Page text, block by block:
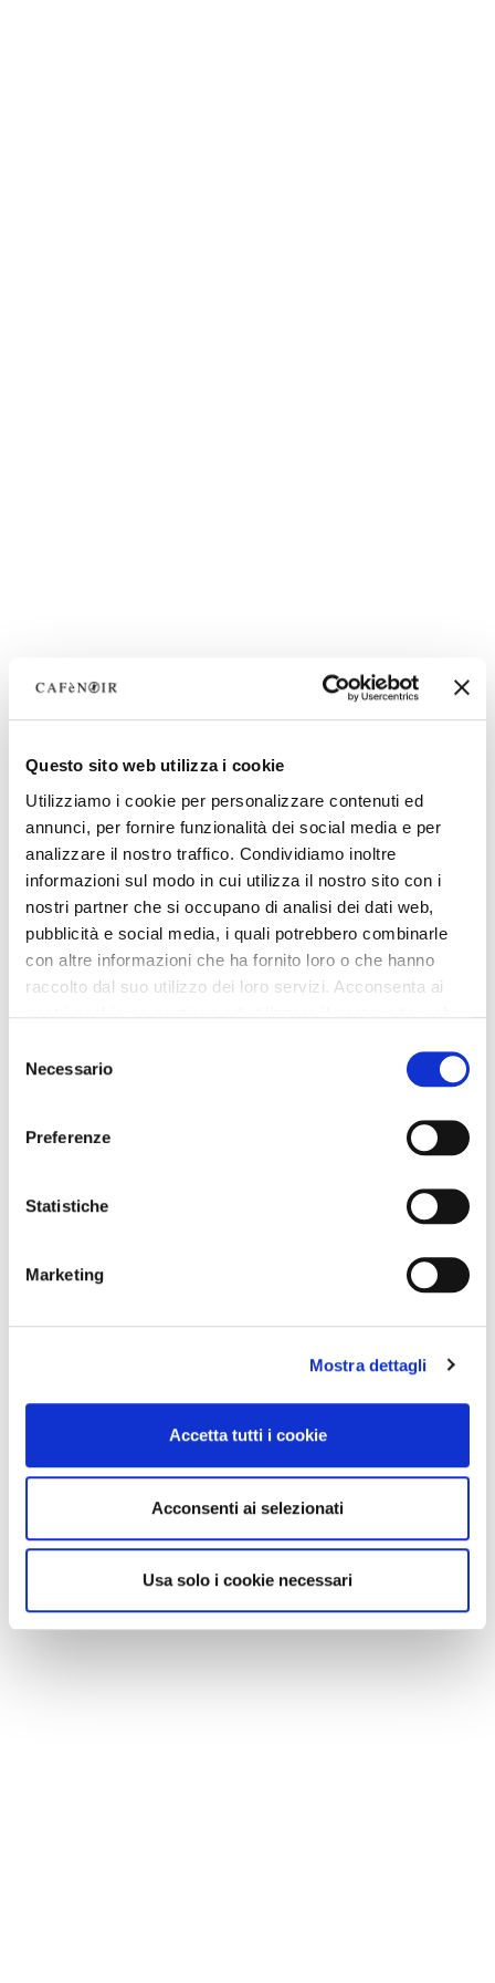
Questo sito web utilizza i cookie
Utilizziamo i cookie per personalizzare contenuti ed
annunci, per fornire funzionalità dei social media e per
analizzare il nostro traffico. Condividiamo inoltre
informazioni sul modo in cui utilizza il nostro sito con i
nostri partner che si occupano di analisi dei dati web,
pubblicità e social media, i quali potrebbero combinarle
con altre informazioni che ha fornito loro o che hanno
raccolto dal suo utilizzo dei loro servizi. Acconsenta ai
delNecessario
Preferenze
Statistiche
Marketing
Mostra dettagli
Accetta tutti i cookie
Acconsenti ai selezionati
Usa solo i cookie necessari